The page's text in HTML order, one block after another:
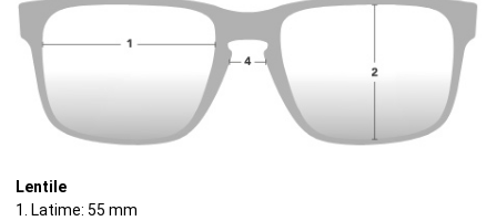
Lentile
1. Latime: 55 mm